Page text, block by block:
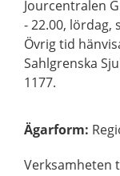
Jourcentralen
- 22.00, lördag,
Övrig tid
Sahlgrenska
1177.
Ägarform:
Verksamheten